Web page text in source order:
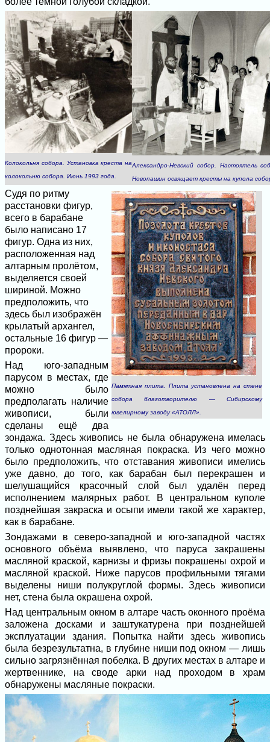
Колокольня собора. Установка креста на
колокольню собора. Июнь 1993 года.
Александро-Невский собор. Настоятель
Новопашин освящает кресты на купола
Памятная плита. Плита установлена на стене
собора благотворителю — Сибирскому
ювелирному заводу «АТОЛЛ».
Судя по ритму
расстановки фигур,
всего в барабане
было написано 17
фигур. Одна из них,
расположенная над
алтарным пролётом,
выделяется своей
шириной. Можно
предположить, что
здесь был изображён
крылатый архангел,
остальные 16 фигур —
пророки.
Над юго-западным
парусом в местах, где
можно было
предполагать наличие
живописи, были
сделаны ещё два
зондажа. Здесь живопись не была обнаружена имелась
только однотонная масляная покраска. Из чего можно
было предположить, что отставания живописи имелись
уже давно, до того, как барабан был перекрашен и
шелушащийся красочный слой был удалён перед
исполнением малярных работ. В центральном куполе
позднейшая закраска и осыпи имели такой же характер,
как в барабане.
Зондажами в северо-западной и юго-западной частях
основного объёма выявлено, что паруса закрашены
масляной краской, карнизы и фризы покрашены охрой и
масляной краской. Ниже парусов профильными тягами
выделены ниши полукруглой формы. Здесь живописи
нет, стена была окрашена охрой.
Над центральным окном в алтаре часть оконного проёма
заложена досками и заштукатурена при позднейшей
эксплуатации здания. Попытка найти здесь живопись
была безрезультатна, в глубине ниши под окном — лишь
сильно загрязнённая побелка. В других местах в алтаре и
жертвеннике, на своде арки над проходом в храм
обнаружены масляные покраски.